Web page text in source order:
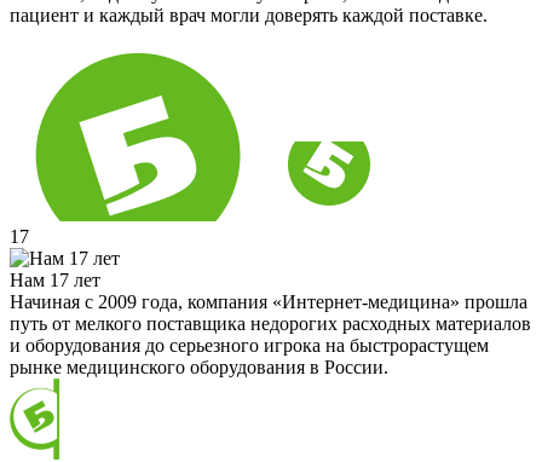
пациент и каждый врач могли доверять каждой поставке.
17
Нам 17 лет
Начиная с 2009 года, компания «Интернет-медицина» прошла
путь от мелкого поставщика недорогих расходных материалов
и оборудования до серьезного игрока на быстрорастущем
рынке медицинского оборудования в России.